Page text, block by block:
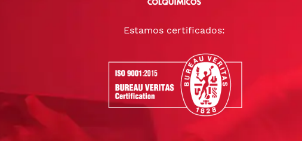
Estamos certificados: